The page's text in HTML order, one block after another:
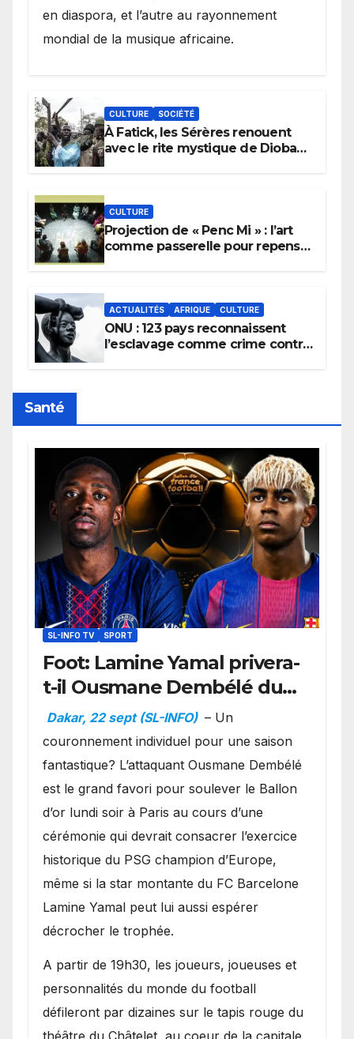
en diaspora, et l’autre au rayonnement
mondial de la musique africaine.
CULTURE SOCIÉTÉ
À Fatick, les Sérères renouent
avec le rite mystique de Diobaye
CULTURE
Projection de « Penc Mi » : l’art
comme passerelle pour repenser
ACTUALITÉS AFRIQUE CULTURE
ONU : 123 pays reconnaissent
l’esclavage comme crime contre
Santé
SL-INFO TV SPORT
Foot: Lamine Yamal privera-
t-il Ousmane Dembélé du
Ballon d’or ?
Dakar, 22 sept (SL-INFO) – Un
couronnement individuel pour une saison
fantastique? L’attaquant Ousmane Dembélé
est le grand favori pour soulever le Ballon
d’or lundi soir à Paris au cours d’une
cérémonie qui devrait consacrer l’exercice
historique du PSG champion d’Europe,
même si la star montante du FC Barcelone
Lamine Yamal peut lui aussi espérer
décrocher le trophée.
A partir de 19h30, les joueurs, joueuses et
personnalités du monde du football
défileront par dizaines sur le tapis rouge du